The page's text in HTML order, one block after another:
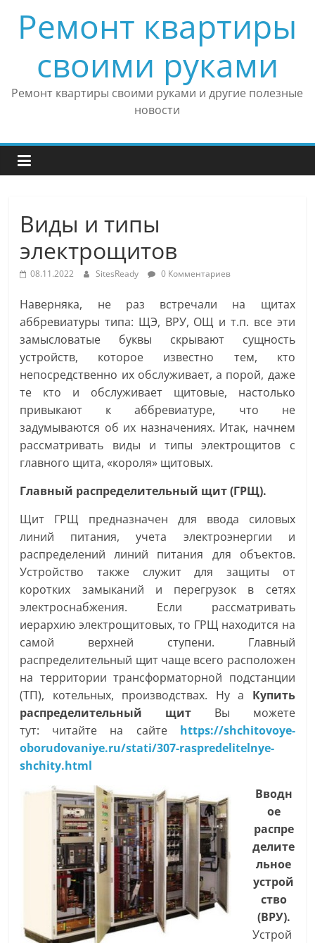
contentРемонт квартиры
своими руками
Ремонт квартиры своими руками и другие полезные
новости
Виды и типы
электрощитов
08.11.2022 SitesReady 0 Комментариев
Наверняка, не раз встречали на щитах
аббревиатуры типа: ЩЭ, ВРУ, ОЩ и т.п. все эти
замысловатые буквы скрывают сущность
устройств, которое известно тем, кто
непосредственно их обслуживает, а порой, даже
те кто и обслуживает щитовые, настолько
привыкают к аббревиатуре, что не
задумываются об их назначениях. Итак, начнем
рассматривать виды и типы электрощитов с
главного щита, «короля» щитовых.
Главный распределительный щит (ГРЩ).
Щит ГРЩ предназначен для ввода силовых
линий питания, учета электроэнергии и
распределений линий питания для объектов.
Устройство также служит для защиты от
коротких замыканий и перегрузок в сетях
электроснабжения. Если рассматривать
иерархию электрощитовых, то ГРЩ находится на
самой верхней ступени. Главный
распределительный щит чаще всего расположен
на территории трансформаторной подстанции
(ТП), котельных, производствах. Ну а Купить
распределительный щит Вы можете
тут: читайте на сайте https://shchitovoye-
oborudovaniye.ru/stati/307-raspredelitelnye-
shchity.html
Вводн
ое
распре
делите
льное
устрой
ство
(ВРУ).
Устрой